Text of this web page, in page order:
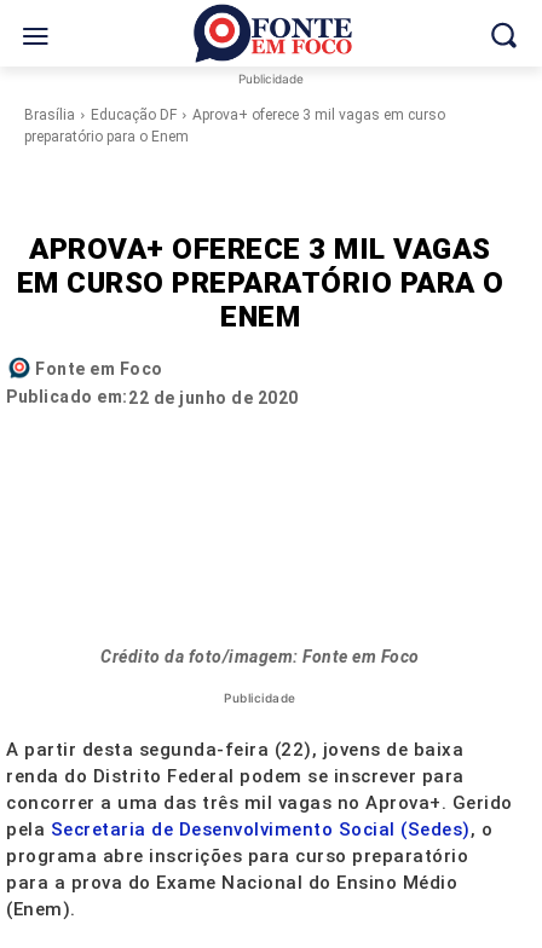
Publicidade
Brasília Educação DF
Aprova+ oferece 3 mil vagas em curso
preparatório para o Enem
APROVA+ OFERECE 3 MIL VAGAS
EM CURSO PREPARATÓRIO PARA O
ENEM
Fonte em Foco
Publicado em:22 de junho de 2020
Crédito da foto/imagem: Fonte em Foco
Publicidade
A partir desta segunda-feira (22), jovens de baixa
renda do Distrito Federal podem se inscrever para
concorrer a uma das três mil vagas no Aprova+. Gerido
pela Secretaria de Desenvolvimento Social (Sedes), o
programa abre inscrições para curso preparatório
para a prova do Exame Nacional do Ensino Médio
(Enem).